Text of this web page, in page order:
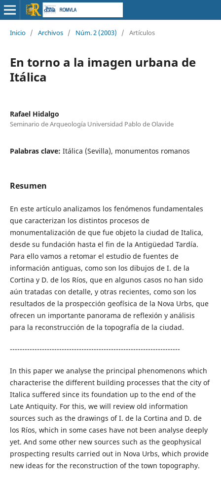
Inicio / Archivos / Núm. 2 (2003) / Artículos
En torno a la imagen urbana de
Itálica
Rafael Hidalgo
Seminario de Arqueología Universidad Pablo de Olavide
Palabras clave: Itálica (Sevilla), monumentos romanos
Resumen
En este artículo analizamos los fenómenos fundamentales
que caracterizan los distintos procesos de
monumentalización de que fue objeto la ciudad de Italica,
desde su fundación hasta el fin de la Antigüedad Tardía.
Para ello vamos a retomar el estudio de fuentes de
información antiguas, como son los dibujos de I. de la
Cortina y D. de los Ríos, que en algunos casos no han sido
aún tratadas con detalle, y otras recientes, como son los
resultados de la prospección geofísica de la Nova Urbs, que
ofrecen un importante panorama de reflexión y análisis
para la reconstrucción de la topografía de la ciudad.
---------------------------------------------------------------------
In this paper we analyse the principal phenomenons which
characterise the different building processes that the city of
Italica suffered since its foundation up to the end of the
Late Antiquity. For this, we will review old information
sources such as the drawings of I. de la Cortina and D. de
los Ríos, which in some cases have not been analyse deeply
yet. And some other new sources such as the geophysical
prospecting results carried out in Nova Urbs, which provide
new ideas for the reconstruction of the town topography.